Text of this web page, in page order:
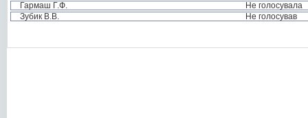
Гармаш Г.Ф.
Не голосувала
Зубик В.В.
Не голосував